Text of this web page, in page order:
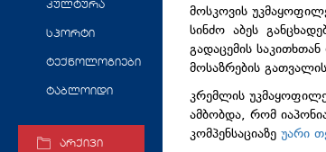
კულტურა
სპორტი
ტექნოლოგიები
ტაბლოიდი
არქივი
მოსკოვის
სინძო აბეს
გადაცემის
მოსაზრების
კრემლის
ამბობდა, რომ
კომპენსაციაზე უარი